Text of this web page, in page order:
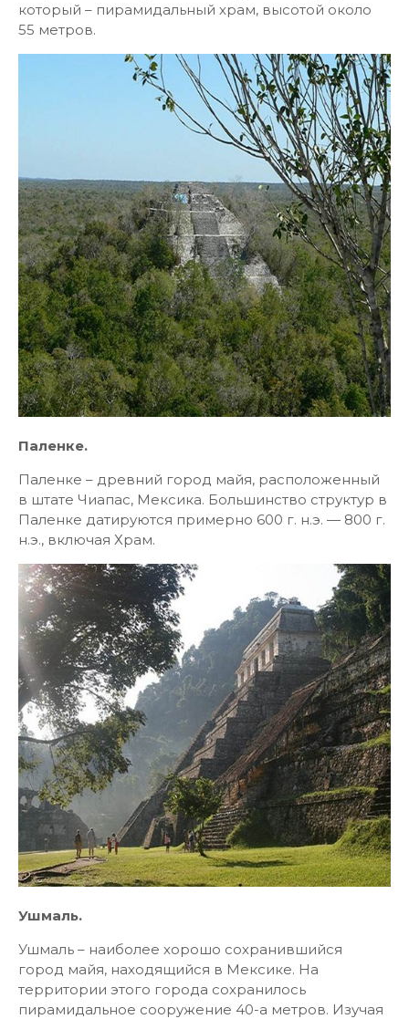
который – пирамидальный храм, высотой около
55 метров.
Паленке.
Паленке – древний город майя, расположенный
в штате Чиапас, Мексика. Большинство структур в
Паленке датируются примерно 600 г. н.э. — 800 г.
н.э., включая Храм.
Ушмаль.
Ушмаль – наиболее хорошо сохранившийся
город майя, находящийся в Мексике. На
территории этого города сохранилось
пирамидальное сооружение 40-а метров. Изучая